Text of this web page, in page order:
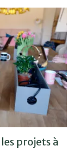
projets à